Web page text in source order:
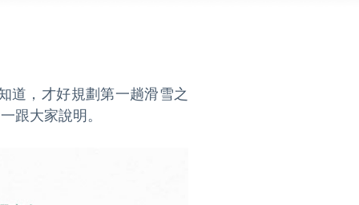
道，才好規劃第一趟滑雪之
跟大家說明。